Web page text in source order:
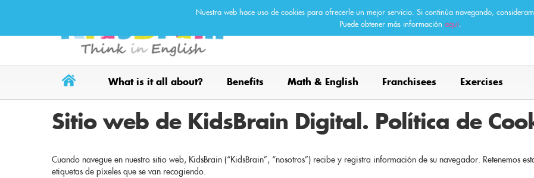
Nuestra web hace uso de cookies para ofrecerle un mejor servicio. Si continúa navegando,
Puede obtener más información aquí.
What is it all about? Benefits Math & English Franchisees Exercises
Sitio web de KidsBrain Digital. Política de
Cuando navegue en nuestro sitio web, KidsBrain (“KidsBrain”, “nosotros”) recibe y registra información de su navegador. Retenemos
etiquetas de píxeles que se van recogiendo.